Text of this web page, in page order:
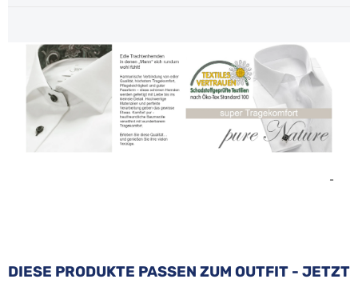
-
Produktgalerie überspringen
DIESE PRODUKTE PASSEN ZUM OUTFIT - JETZT